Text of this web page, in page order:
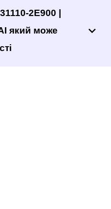
2E900 |
який може